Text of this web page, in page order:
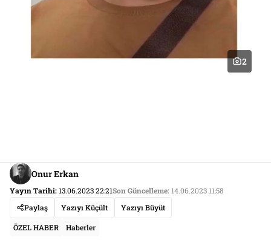
2
Onur Erkan
Yayın Tarihi:13.06.2023 22:21Son Güncelleme:14.06.2023 11:58
Paylaş
Yazıyı Küçült Yazıyı Büyüt
ÖZEL HABER Haberler